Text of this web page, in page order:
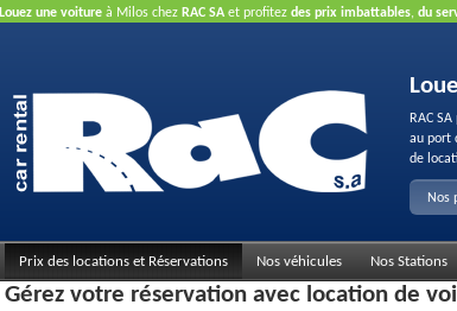
Louez une voiture à Milos chez RAC SA et profitez des prix imbattables, du
RAC
au port
de
Nos
Prix des locations et Réservations Nos véhicules Nos Stations
Gérez votre réservation avec location de